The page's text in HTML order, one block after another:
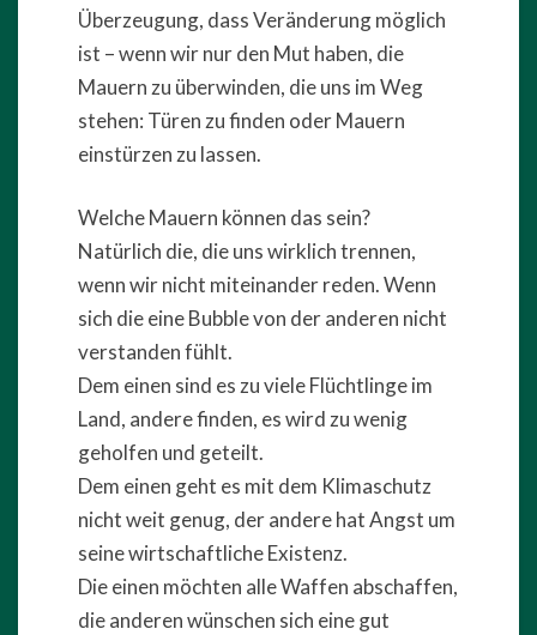
Überzeugung, dass Veränderung möglich
ist – wenn wir nur den Mut haben, die
Mauern zu überwinden, die uns im Weg
stehen: Türen zu finden oder Mauern
einstürzen zu lassen.
Welche Mauern können das sein?
Natürlich die, die uns wirklich trennen,
wenn wir nicht miteinander reden. Wenn
sich die eine Bubble von der anderen nicht
verstanden fühlt.
Dem einen sind es zu viele Flüchtlinge im
Land, andere finden, es wird zu wenig
geholfen und geteilt.
Dem einen geht es mit dem Klimaschutz
nicht weit genug, der andere hat Angst um
seine wirtschaftliche Existenz.
Die einen möchten alle Waffen abschaffen,
die anderen wünschen sich eine gut